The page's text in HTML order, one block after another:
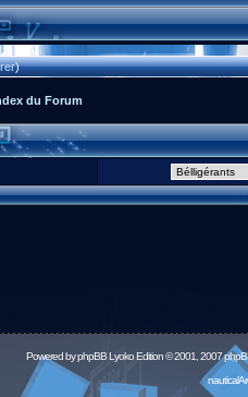
)
du Forum
Powered byphpBBLyoko Edition © 2001, 2007